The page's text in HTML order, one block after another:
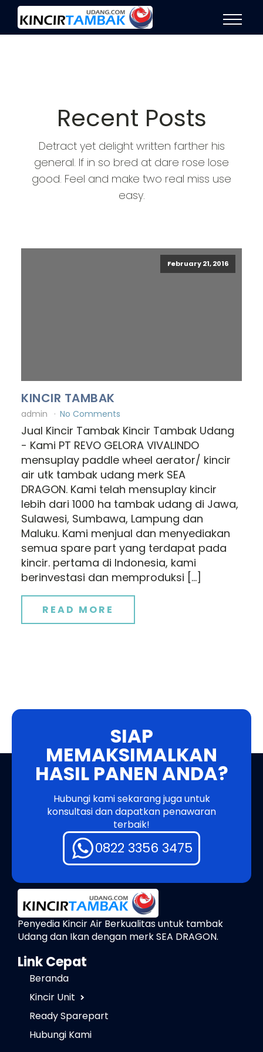
Recent Posts
Detract yet delight written farther his
general. If in so bred at dare rose lose
good. Feel and make two real miss use
easy.
February 21, 2016
KINCIR TAMBAK
admin No Comments
Jual Kincir Tambak Kincir Tambak Udang
- Kami PT REVO GELORA VIVALINDO
mensuplay paddle wheel aerator/ kincir
air utk tambak udang merk SEA
DRAGON. Kami telah mensuplay kincir
lebih dari 1000 ha tambak udang di Jawa,
Sulawesi, Sumbawa, Lampung dan
Maluku. Kami menjual dan menyediakan
semua spare part yang terdapat pada
kincir. pertama di Indonesia, kami
berinvestasi dan memproduksi […]
READ MORE
SIAP
MEMAKSIMALKAN
HASIL PANEN ANDA?
Hubungi kami sekarang juga untuk
konsultasi dan dapatkan penawaran
terbaik!
0822 3356 3475
Penyedia Kincir Air Berkualitas untuk tambak
Udang dan Ikan dengan merk SEA DRAGON.
Link Cepat
Beranda
Kincir Unit
Ready Sparepart
Hubungi Kami